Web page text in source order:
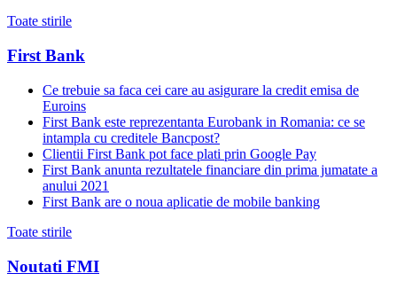
Toate stirile
First Bank
Ce trebuie sa faca cei care au asigurare la credit emisa de
Euroins
First Bank este reprezentanta Eurobank in Romania: ce se
intampla cu creditele Bancpost?
Clientii First Bank pot face plati prin Google Pay
First Bank anunta rezultatele financiare din prima jumatate a
anului 2021
First Bank are o noua aplicatie de mobile banking
Toate stirile
Noutati FMI